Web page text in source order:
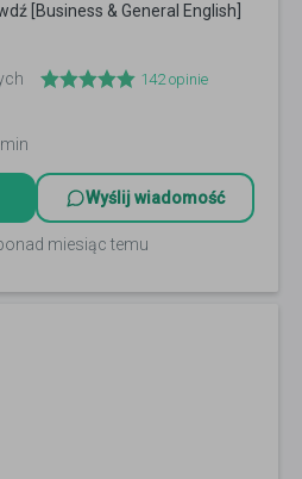
[Business & General English]
142opinie
Wyślij wiadomość
miesiąc temu